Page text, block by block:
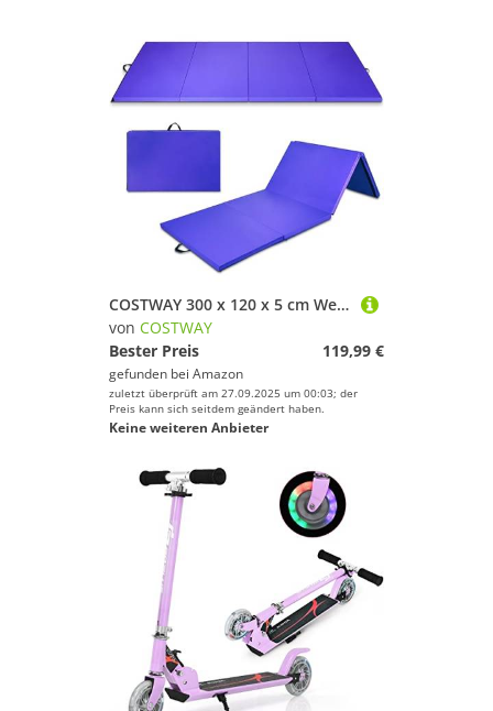
COSTWAY 300 x 120 x 5 cm Weichbodenmatte, Gymnastikmatte klappbar, Turnmatte aus PU mit Kletterverschluss & Tragegriffen, Fitnessmatte Yogamatte Zuhause für Gymnastik, Yoga (Lila)
von COSTWAY
Bester Preis
119,99 €
gefunden bei Amazon
zuletzt überprüft am 27.09.2025 um 00:03; der
Preis kann sich seitdem geändert haben.
Keine weiteren Anbieter